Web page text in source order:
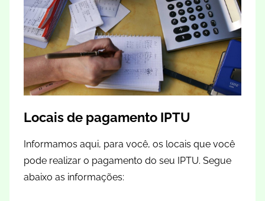
Locais de pagamento IPTU
Informamos aqui, para você, os locais que você
pode realizar o pagamento do seu IPTU. Segue
abaixo as informações: